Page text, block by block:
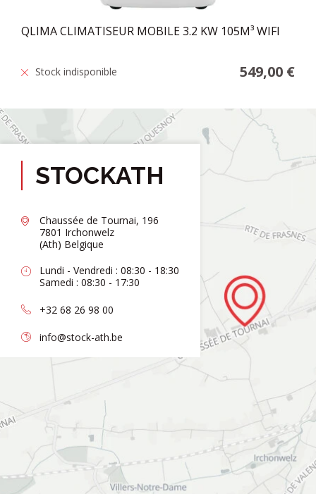
QLIMA CLIMATISEUR MOBILE 3.2 KW 105M³ WIFI
Stock indisponible 549,00 €
STOCKATH
Chaussée de Tournai, 196
7801 Irchonwelz
(Ath) Belgique
Lundi - Vendredi : 08:30 - 18:30
Samedi : 08:30 - 17:30
+32 68 26 98 00
info@stock-ath.be